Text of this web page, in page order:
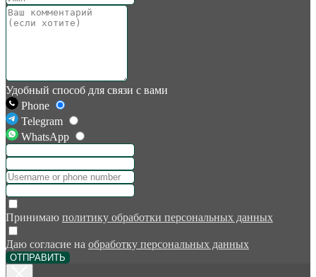
Удобный способ для связи с вами
Phone
Telegram
WhatsApp
Принимаю политику обработки персональных данных
Даю согласие на обработку персональных данных
ОТПРАВИТЬ